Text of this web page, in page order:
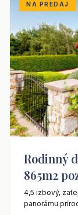
NA PREDAJ
Rodinný
865m2
4,5 izbový,
panorámu